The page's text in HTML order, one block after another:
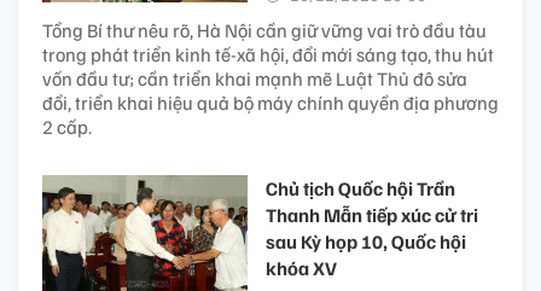
Tổng Bí thư nêu rõ, Hà Nội cần giữ vững vai trò đầu tàu
trong phát triển kinh tế-xã hội, đổi mới sáng tạo, thu hút
vốn đầu tư; cần triển khai mạnh mẽ Luật Thủ đô sửa
đổi, triển khai hiệu quả bộ máy chính quyền địa phương
2 cấp.
Chủ tịch Quốc hội Trần
Thanh Mẫn tiếp xúc cử tri
sau Kỳ họp 10, Quốc hội
khóa XV